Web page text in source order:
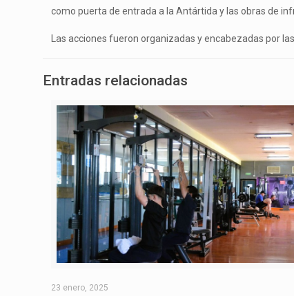
como puerta de entrada a la Antártida y las obras de
Las acciones fueron organizadas y encabezadas por
Entradas relacionadas
23 enero, 2025